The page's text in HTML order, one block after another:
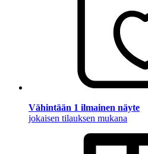
Vähintään 1 ilmainen näyte
jokaisen tilauksen mukana